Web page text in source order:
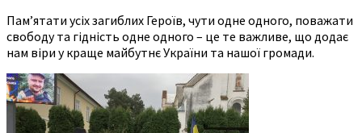
Пам’ятати усіх загиблих Героїв, чути одне одного, поважати
свободу та гідність одне одного – це те важливе, що додає
нам віри у краще майбутнє України та нашої громади.